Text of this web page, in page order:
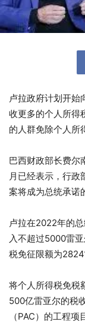
卢拉政府计划开始
收更多的个人所得
的人群免除个人所
巴西财政部长费
月已经表示，行政
案将成为总统承诺
卢拉在2022年的
入不超过5000雷
税免征限额为2824
将个人所得税免税
500亿雷亚尔的税
（PAC）的工程